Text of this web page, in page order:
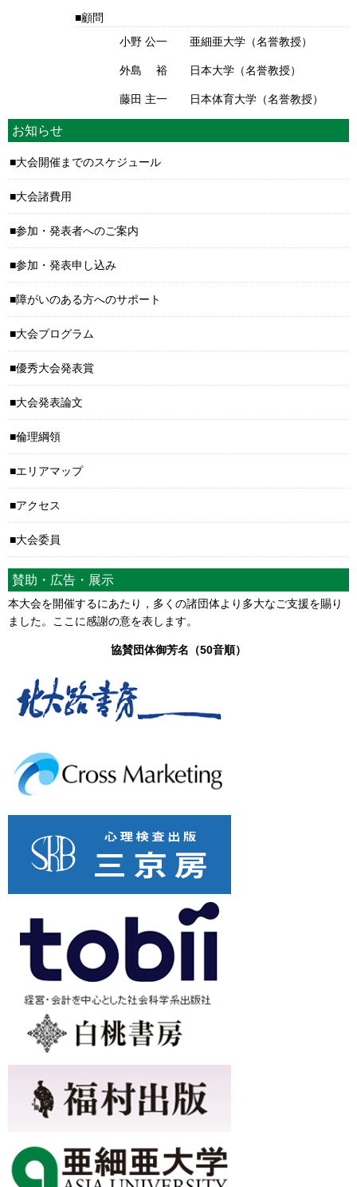
顧問
小野 公一 亜細亜大学（名誉教授）
外島 裕 日本大学（名誉教授）
藤田 主一 日本体育大学（名誉教授）
お知らせ
大会開催までのスケジュール
大会諸費用
参加・発表者へのご案内
参加・発表申し込み
障がいのある方へのサポート
大会プログラム
優秀大会発表賞
大会発表論文
倫理綱領
エリアマップ
アクセス
大会委員
賛助・広告・展示
本大会を開催するにあたり，多くの諸団体より多大なご支援を賜り
ました。ここに感謝の意を表します。
協賛団体御芳名（50音順）